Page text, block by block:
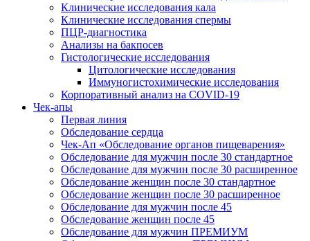
Клинические исследования кала
Клинические исследования спермы
ПЦР-диагностика
Анализы на бакпосев
Гистологические исследования
Цитологические исследования
Иммуногистохимические исследования
Корпоративный анализ на COVID-19
Чек-апы
Первая линия
Обследование сердца
Чек-Ап «Обследование органов пищеварения»
Обследование для мужчин после 30 стандартное
Обследование для мужчин после 30 расширенное
Обследование женщин после 30 стандартное
Обследование женщин после 30 расширенное
Обследование для мужчин после 45
Обследование женщин после 45
Обследование для мужчин ПРЕМИУМ